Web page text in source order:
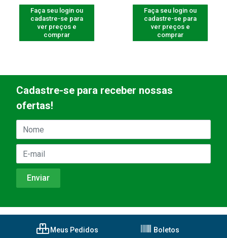
Faça seu login ou
cadastre-se para
ver preços e
comprar
Faça seu login ou
cadastre-se para
ver preços e
comprar
Cadastre-se para receber nossas
ofertas!
Meus Pedidos Boletos